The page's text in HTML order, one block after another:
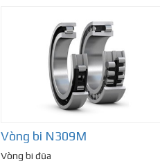
Vòng bi N309M
Vòng bi đũa